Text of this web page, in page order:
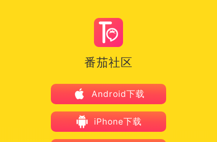
番茄社区
Android下载
iPhone下载